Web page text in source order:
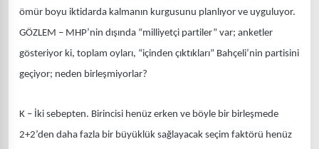
ömür boyu iktidarda kalmanın kurgusunu planlıyor ve uyguluyor.
GÖZLEM – MHP’nin dışında “milliyetçi partiler” var; anketler
gösteriyor ki, toplam oyları, “içinden çıktıkları” Bahçeli’nin partisini
geçiyor; neden birleşmiyorlar?
K – İki sebepten. Birincisi henüz erken ve böyle bir birleşmede
2+2’den daha fazla bir büyüklük sağlayacak seçim faktörü henüz